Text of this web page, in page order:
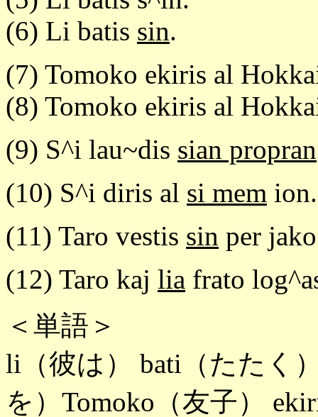
(6) Li batis sin.
(7) Tomoko ekiris al
(8) Tomoko ekiris al
(9) S^i lau~dis sian propran
(10) S^i diris al si mem ion.
(11) Taro vestis sin per
(12) Taro kaj lia frato
＜単語＞
li（彼は） bati（たたく
を）Tomoko（友子）